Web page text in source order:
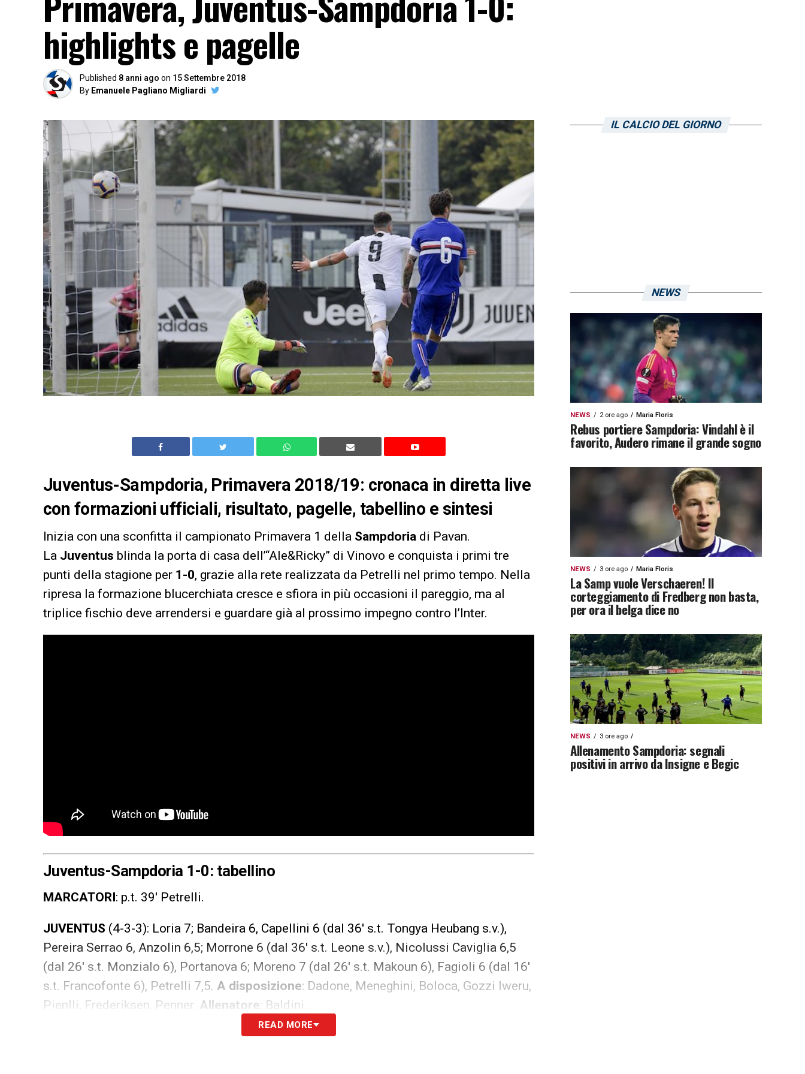
highlights e pagelle
Published 8 anni ago on 15 Settembre 2018
By Emanuele Pagliano Migliardi
Juventus-Sampdoria, Primavera 2018/19: cronaca in diretta live
con formazioni ufficiali, risultato, pagelle, tabellino e sintesi
Inizia con una sconfitta il campionato Primavera 1 della Sampdoria di Pavan.
La Juventus blinda la porta di casa dell’“Ale&Ricky” di Vinovo e conquista i primi tre
punti della stagione per 1-0, grazie alla rete realizzata da Petrelli nel primo tempo. Nella
ripresa la formazione blucerchiata cresce e sfiora in più occasioni il pareggio, ma al
triplice fischio deve arrendersi e guardare già al prossimo impegno contro l’Inter.
Juventus-Sampdoria 1-0: tabellino
MARCATORI: p.t. 39′ Petrelli.
JUVENTUS (4-3-3): Loria 7; Bandeira 6, Capellini 6 (dal 36′ s.t. Tongya Heubang s.v.),
Pereira Serrao 6, Anzolin 6,5; Morrone 6 (dal 36′ s.t. Leone s.v.), Nicolussi Caviglia 6,5
(dal 26′ s.t. Monzialo 6), Portanova 6; Moreno 7 (dal 26′ s.t. Makoun 6), Fagioli 6 (dal 16′
s.t. Francofonte 6), Petrelli 7,5. A disposizione: Dadone, Meneghini, Boloca, Gozzi Iweru,
Pienlli, Frederiksen, Penner. Allenatore: Baldini.
(4-3-3): Hutvagner 5,5; Doda 5, Farabegoli 6, Veips 6, Campeol 6; Peeters 6,
READ MORE
IL CALCIO DEL GIORNO
NEWS
NEWS 2 ore ago Maria Floris
Rebus portiere Sampdoria: Vindahl è il
favorito, Audero rimane il grande sogno
NEWS 3 ore ago Maria Floris
La Samp vuole Verschaeren! Il
corteggiamento di Fredberg non basta,
per ora il belga dice no
NEWS 3 ore ago
Allenamento Sampdoria: segnali
positivi in arrivo da Insigne e Begic